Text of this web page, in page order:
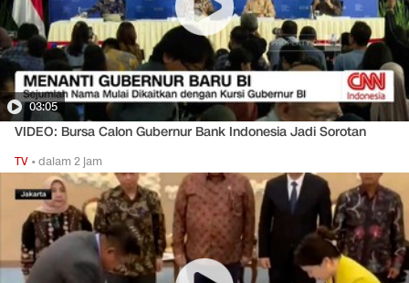
03:05
VIDEO: Bursa Calon Gubernur Bank Indonesia Jadi Sorotan
TV •dalam 2 jam